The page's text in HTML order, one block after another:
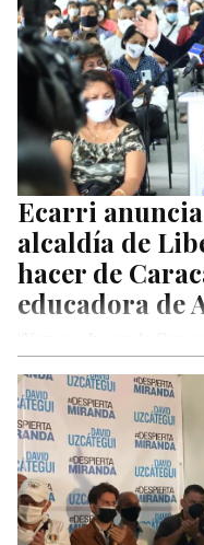
Ecarri
alcaldía de
hacer de
educadora de
Latina”, confirmó -la
Ecarri, presidente